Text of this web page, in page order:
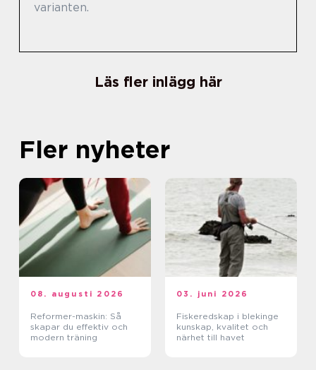
varianten.
Läs fler inlägg här
Fler nyheter
08. augusti 2026
Reformer-maskin: Så
skapar du effektiv och
modern träning
03. juni 2026
Fiskeredskap i blekinge
kunskap, kvalitet och
närhet till havet